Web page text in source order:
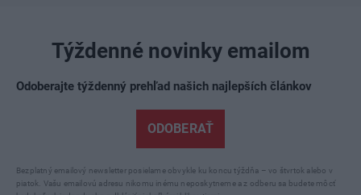
Týždenné novinky emailom
Odoberajte týždenný prehľad našich najlepších článkov
ODOBERAŤ
Bezplatný emailový newsletter posielame obvykle ku koncu týždňa – vo štvrtok alebo v
piatok. Vašu emailovú adresu nikomu inému neposkytneme a z odberu sa budete môcť